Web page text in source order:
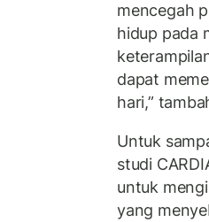
mencegah
hidup pada
dapat
hari,”
Untuk
studi
untuk
yang